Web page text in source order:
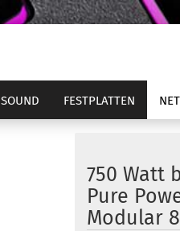
SOUND FESTPLATTEN
750 Watt
Pure
Modular